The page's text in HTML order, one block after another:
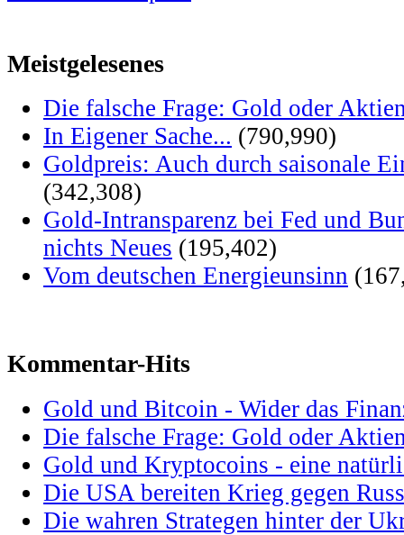
Meistgelesenes
Die falsche Frage: Gold oder
In Eigener Sache... (790,990)
Goldpreis: Auch durch saisonale
(342,308)
Gold-Intransparenz bei Fed und
nichts Neues (195,402)
Vom deutschen Energieunsinn
Kommentar-Hits
Gold und Bitcoin - Wider das
Die falsche Frage: Gold oder
Gold und Kryptocoins - eine
Die USA bereiten Krieg gegen
Die wahren Strategen hinter der